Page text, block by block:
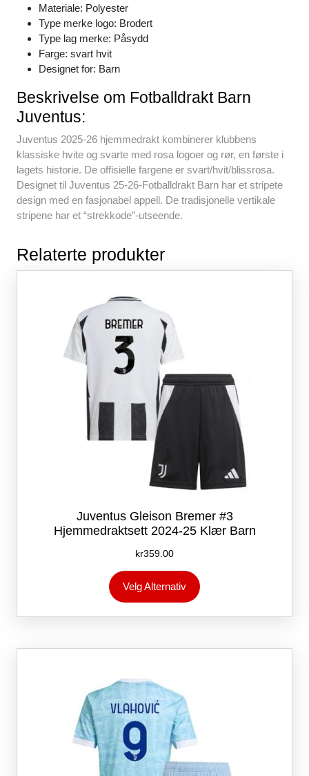
Materiale: Polyester
Type merke logo: Brodert
Type lag merke: Påsydd
Farge: svart hvit
Designet for: Barn
Beskrivelse om Fotballdrakt Barn
Juventus:
Juventus 2025-26 hjemmedrakt kombinerer klubbens
klassiske hvite og svarte med rosa logoer og rør, en første i
lagets historie. De offisielle fargene er svart/hvit/blissrosa.
Designet til Juventus 25-26-Fotballdrakt Barn har et stripete
design med en fasjonabel appell. De tradisjonelle vertikale
stripene har et “strekkode”-utseende.
Relaterte produkter
Juventus Gleison Bremer #3
Hjemmedraktsett 2024-25 Klær Barn
kr359.00
Velg Alternativ
produktet
flere
Alternativene